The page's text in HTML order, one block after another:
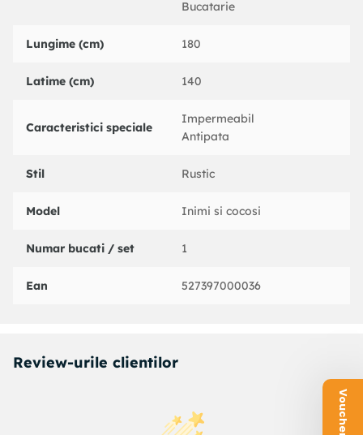
Bucatarie
Lungime (cm) 180
Latime (cm) 140
Caracteristici speciale
Impermeabil
Antipata
Stil Rustic
Model Inimi si cocosi
Numar bucati / set 1
Ean 527397000036
Review-urile clientilor